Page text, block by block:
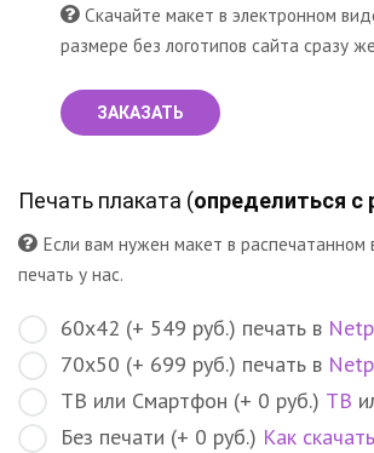
Скачайте макет в электронном
размере без логотипов сайта сразу
ЗАКАЗАТЬ
Печать плаката (определиться с
Если вам нужен макет в распечатанном
печать у нас.
60х42 (+ 549 руб.) печать в
70х50 (+ 699 руб.) печать в
ТВ или Смартфон (+ 0 руб.) ТВ
Без печати (+ 0 руб.) Как скачать